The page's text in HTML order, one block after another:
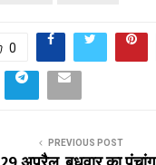
0
PREVIOUS POST